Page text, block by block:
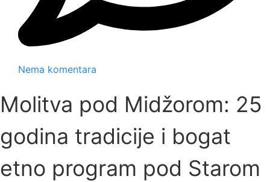
Nema komentara
Molitva pod Midžorom: 25
godina tradicije i bogat
etno program pod Starom